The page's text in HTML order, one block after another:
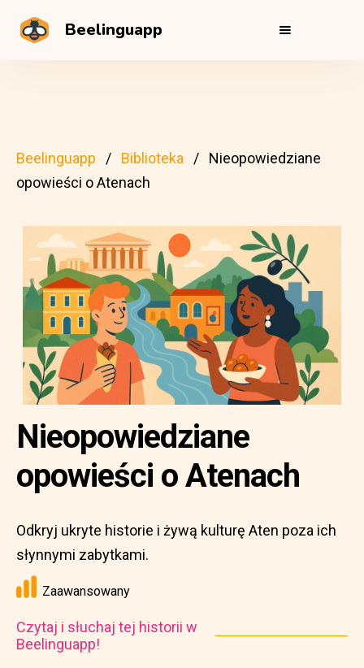
Beelinguapp
Beelinguapp Biblioteka
Nieopowiedziane
opowieści o Atenach
Nieopowiedziane
opowieści o Atenach
Odkryj ukryte historie i żywą kulturę Aten poza ich
słynnymi zabytkami.
Zaawansowany
Czytaj i słuchaj tej historii w
Beelinguapp!